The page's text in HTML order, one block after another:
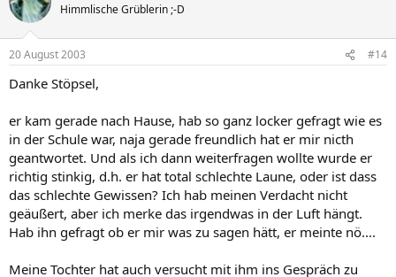
Himmlische Grüblerin ;-D
20 August 2003 #14
Danke Stöpsel,
er kam gerade nach Hause, hab so ganz locker gefragt wie es
in der Schule war, naja gerade freundlich hat er mir nicth
geantwortet. Und als ich dann weiterfragen wollte wurde er
richtig stinkig, d.h. er hat total schlechte Laune, oder ist dass
das schlechte Gewissen? Ich hab meinen Verdacht nicht
geäußert, aber ich merke das irgendwas in der Luft hängt.
Hab ihn gefragt ob er mir was zu sagen hätt, er meinte nö....
Meine Tochter hat auch versucht mit ihm ins Gespräch zu